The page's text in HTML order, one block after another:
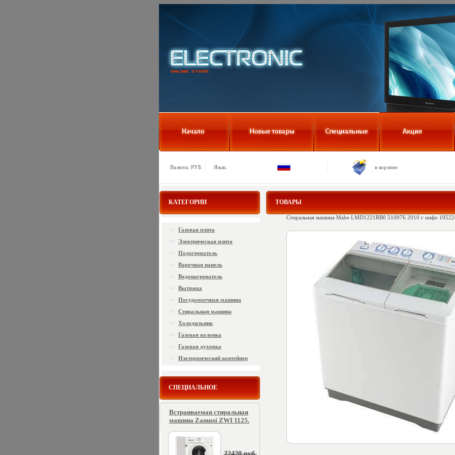
Валюта: РУБ Язык: в корзине
КАТЕГОРИИ
Газовая плита
Электрическая плита
Подогреватель
Варочная панель
Водонагреватель
Вытяжка
Посудомоечная машина
Стиральная машина
Холодильник
Газовая колонка
Газовая духовка
Изотермический контейнер
СПЕЦИАЛЬНОЕ
Встраиваемая стиральная
машина Zanussi ZWI 1125.
ТОВАРЫ
Стиральная машина Mabe LMD1221RB0 510976 2010 г инфо